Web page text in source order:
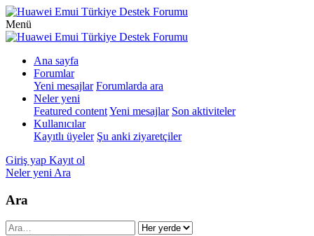
Menü
Ana sayfa
Forumlar
Yeni mesajlar Forumlarda ara
Neler yeni
Featured contentYeni mesajlar Son aktiviteler
Kullanıcılar
Kayıtlı üyeler Şu anki ziyaretçiler
Giriş yap Kayıt ol
Neler yeni Ara
Ara